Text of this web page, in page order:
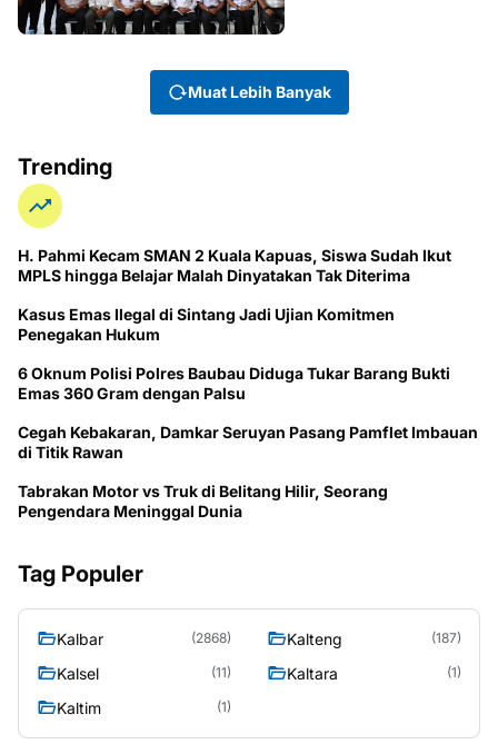
Muat Lebih Banyak
Trending
H. Pahmi Kecam SMAN 2 Kuala Kapuas, Siswa Sudah Ikut
MPLS hingga Belajar Malah Dinyatakan Tak Diterima
Kasus Emas Ilegal di Sintang Jadi Ujian Komitmen
Penegakan Hukum
6 Oknum Polisi Polres Baubau Diduga Tukar Barang Bukti
Emas 360 Gram dengan Palsu
Cegah Kebakaran, Damkar Seruyan Pasang Pamflet Imbauan
di Titik Rawan
Tabrakan Motor vs Truk di Belitang Hilir, Seorang
Pengendara Meninggal Dunia
Tag Populer
Kalbar (2868) Kalteng (187)
Kalsel (11) Kaltara (1)
Kaltim (1)